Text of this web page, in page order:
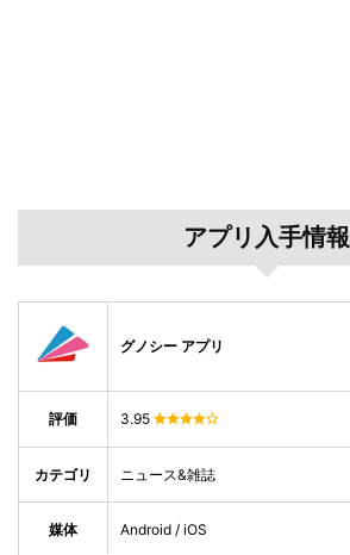
アプリ入手情報
グノシー アプリ
評価 3.95
カテゴリ ニュース&雑誌
媒体 Android / iOS